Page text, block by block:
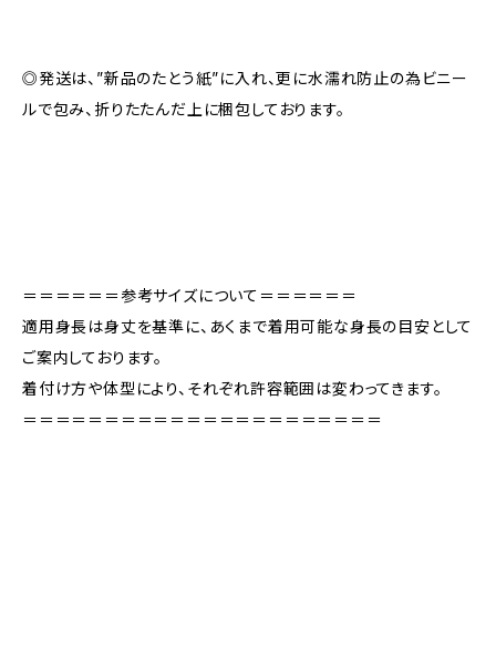
◎発送は、”新品のたとう紙”に入れ、更に水濡れ防止の為ビニー
ルで包み、折りたたんだ上に梱包しております。
＝＝＝＝＝＝参考サイズについて＝＝＝＝＝＝
適用身長は身丈を基準に、あくまで着用可能な身長の目安として
ご案内しております。
着付け方や体型により、それぞれ許容範囲は変わってきます。
＝＝＝＝＝＝＝＝＝＝＝＝＝＝＝＝＝＝＝＝＝＝